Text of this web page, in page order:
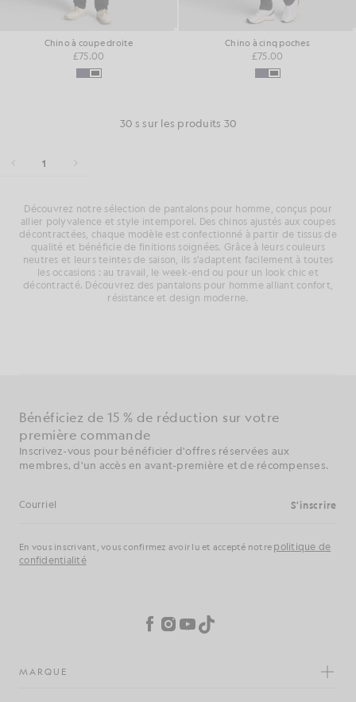
Chino à coupe droite
£75.00
Chino à cinq poches
£75.00
30 s sur les produits 30
1
Découvrez notre sélection de pantalons pour homme, conçus pour
allier polyvalence et style intemporel. Des chinos ajustés aux coupes
décontractées, chaque modèle est confectionné à partir de tissus de
qualité et bénéficie de finitions soignées. Grâce à leurs couleurs
neutres et leurs teintes de saison, ils s'adaptent facilement à toutes
les occasions : au travail, le week-end ou pour un look chic et
décontracté. Découvrez des pantalons pour homme alliant confort,
résistance et design moderne.
Bénéficiez de 15 % de réduction sur votre
première commande
Inscrivez-vous pour bénéficier d'offres réservées aux
membres, d'un accès en avant-première et de récompenses.
Adresse e-mail S'inscrire
En vous inscrivant, vous confirmez avoir lu et accepté notre politique de
confidentialité
Facebook
Instagram
YouTube
TikTok
MARQUE